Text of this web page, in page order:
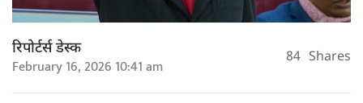
रिपोर्टर्स डेस्क
February 16, 2026 10:41 am 84 Shares